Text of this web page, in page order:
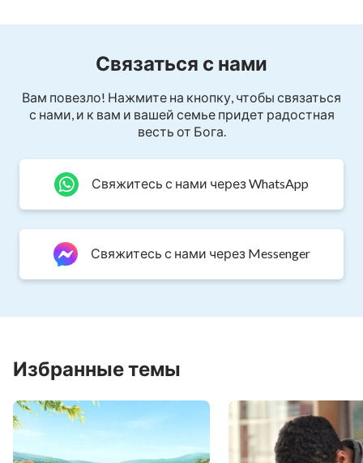
Связаться с нами
Вам повезло! Нажмите на кнопку, чтобы связаться
с нами, и к вам и вашей семье придет радостная
весть от Бога.
Свяжитесь с нами через WhatsApp
Свяжитесь с нами через Messenger
Избранные темы